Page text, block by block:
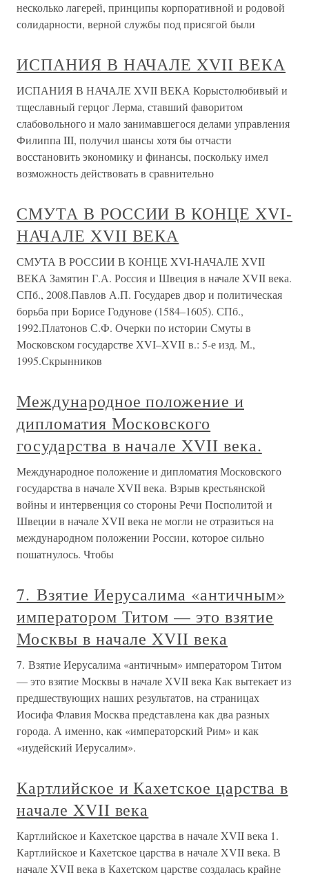
несколько лагерей, принципы корпоративной и родовой
солидарности, верной службы под присягой были
ИСПАНИЯ В НАЧАЛЕ XVII ВЕКА
ИСПАНИЯ В НАЧАЛЕ XVII ВЕКА Корыстолюбивый и
тщеславный герцог Лерма, ставший фаворитом
слабовольного и мало занимавшегося делами управления
Филиппа III, получил шансы хотя бы отчасти
восстановить экономику и финансы, поскольку имел
возможность действовать в сравнительно
СМУТА В РОССИИ В КОНЦЕ XVI-
НАЧАЛЕ XVII ВЕКА
СМУТА В РОССИИ В КОНЦЕ XVI-НАЧАЛЕ XVII
ВЕКА Замятин Г.А. Россия и Швеция в начале XVII века.
СПб., 2008.Павлов А.П. Государев двор и политическая
борьба при Борисе Годунове (1584–1605). СПб.,
1992.Платонов С.Ф. Очерки по истории Смуты в
Московском государстве XVI–XVII в.: 5-е изд. М.,
1995.Скрынников
Международное положение и
дипломатия Московского
государства в начале XVII века.
Международное положение и дипломатия Московского
государства в начале XVII века. Взрыв крестьянской
войны и интервенция со стороны Речи Посполитой и
Швеции в начале XVII века не могли не отразиться на
международном положении России, которое сильно
пошатнулось. Чтобы
7. Взятие Иерусалима «античным»
императором Титом — это взятие
Москвы в начале XVII века
7. Взятие Иерусалима «античным» императором Титом
— это взятие Москвы в начале XVII века Как вытекает из
предшествующих наших результатов, на страницах
Иосифа Флавия Москва представлена как два разных
города. А именно, как «императорский Рим» и как
«иудейский Иерусалим».
Картлийское и Кахетское царства в
начале XVII века
Картлийское и Кахетское царства в начале XVII века 1.
Картлийское и Кахетское царства в начале XVII века. В
начале XVII века в Кахетском царстве создалась крайне